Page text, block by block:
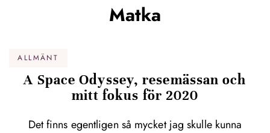
Matka
ALLMÄNT
A Space Odyssey, resemässan och
mitt fokus för 2020
Det finns egentligen så mycket jag skulle kunna